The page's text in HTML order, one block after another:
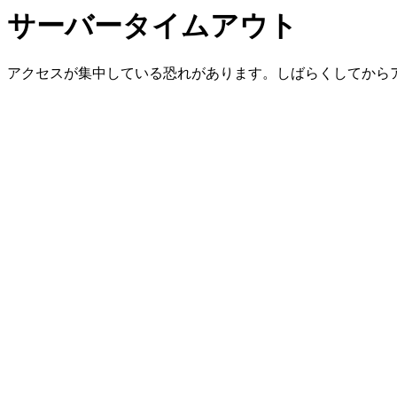
サーバータイムアウト
アクセスが集中している恐れがあります。しばらくしてから